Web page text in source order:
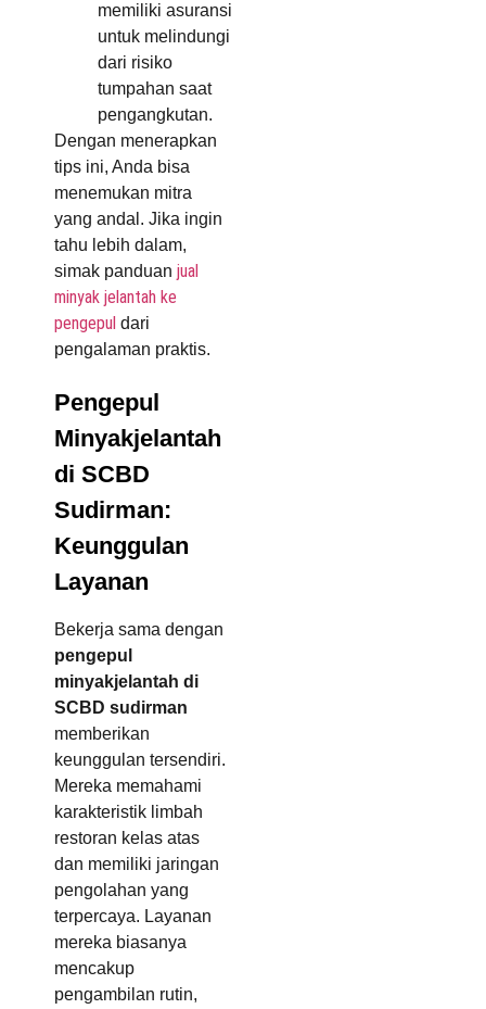
memiliki asuransi
untuk melindungi
dari risiko
tumpahan saat
pengangkutan.
Dengan menerapkan
tips ini, Anda bisa
menemukan mitra
yang andal. Jika ingin
tahu lebih dalam,
simak panduan jual
minyak jelantah ke
pengepul dari
pengalaman praktis.
Pengepul
Minyakjelantah
di SCBD
Sudirman:
Keunggulan
Layanan
Bekerja sama dengan
pengepul
minyakjelantah di
SCBD sudirman
memberikan
keunggulan tersendiri.
Mereka memahami
karakteristik limbah
restoran kelas atas
dan memiliki jaringan
pengolahan yang
terpercaya. Layanan
mereka biasanya
mencakup
pengambilan rutin,